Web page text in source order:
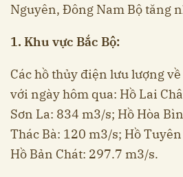
Nguyên, Đông Nam Bộ tăng
1. Khu vực Bắc Bộ:
Các hồ thủy điện lưu lượng
với ngày hôm qua: Hồ Lai
Sơn La: 834 m3/s; Hồ Hòa
Thác Bà: 120 m3/s; Hồ
Hồ Bản Chát: 297.7 m3/s.